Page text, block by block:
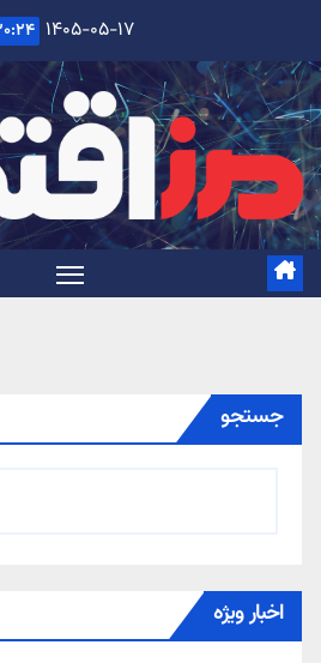
content
۱۴۰۵-۰۵-۱۷
جستجو
اخبار ویژه